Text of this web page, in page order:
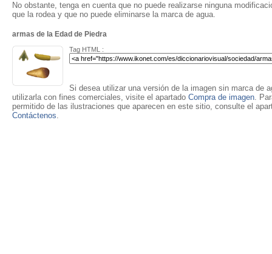
No obstante, tenga en cuenta que no puede realizarse ninguna
que la rodea y que no puede eliminarse la marca de agua.
armas de la Edad de Piedra
Tag HTML :
Si desea utilizar una versión de la imagen sin marca de
utilizarla con fines comerciales, visite el apartado Compra de imagen.
permitido de las ilustraciones que aparecen en este sitio, consulte el
Contáctenos.